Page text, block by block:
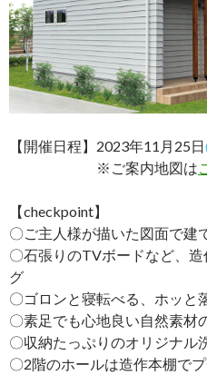
【開催日程】2023年11月25日
※ご案内地図は
【checkpoint】
〇ご主人様が描いた図面で建
〇石張りのTVボードなど、
グ
〇ゴロンと寝転べる、ホッと
〇素足でも心地良い自然素材
〇収納たっぷりのオリジナル
〇2階のホールは造作本棚で